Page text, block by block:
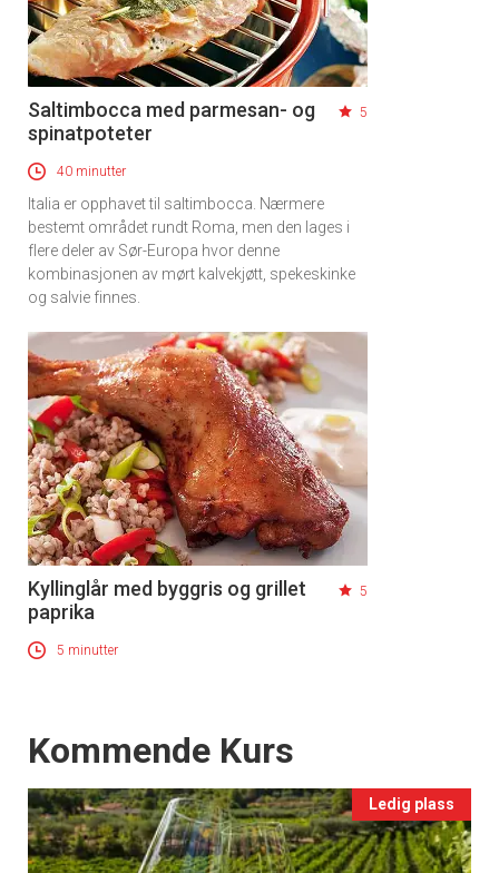
Saltimbocca med parmesan- og
spinatpoteter
5
40 minutter
Italia er opphavet til saltimbocca. Nærmere
bestemt området rundt Roma, men den lages i
flere deler av Sør-Europa hvor denne
kombinasjonen av mørt kalvekjøtt, spekeskinke
og salvie finnes.
Kyllinglår med byggris og grillet
paprika
5
5 minutter
Events
Kommende Kurs
Ledig plass